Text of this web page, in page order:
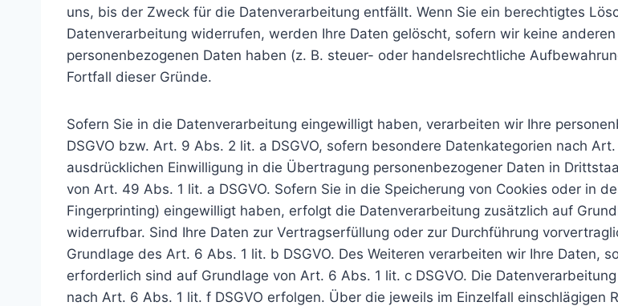
uns, bis der Zweck für die Datenverarbeitung entfällt. Wenn Sie ein berechtigtes
Datenverarbeitung widerrufen, werden Ihre Daten gelöscht, sofern wir keine
personenbezogenen Daten haben (z. B. steuer- oder handelsrechtliche
Fortfall dieser Gründe.
Sofern Sie in die Datenverarbeitung eingewilligt haben, verarbeiten wir Ihre
DSGVO bzw. Art. 9 Abs. 2 lit. a DSGVO, sofern besondere Datenkategorien nach
ausdrücklichen Einwilligung in die Übertragung personenbezogener Daten in
von Art. 49 Abs. 1 lit. a DSGVO. Sofern Sie in die Speicherung von Cookies oder in
Fingerprinting) eingewilligt haben, erfolgt die Datenverarbeitung zusätzlich auf
widerrufbar. Sind Ihre Daten zur Vertragserfüllung oder zur Durchführung
Grundlage des Art. 6 Abs. 1 lit. b DSGVO. Des Weiteren verarbeiten wir Ihre Daten,
erforderlich sind auf Grundlage von Art. 6 Abs. 1 lit. c DSGVO. Die
nach Art. 6 Abs. 1 lit. f DSGVO erfolgen. Über die jeweils im Einzelfall